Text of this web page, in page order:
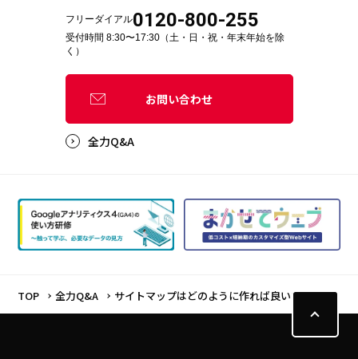
フリーダイアル0120-800-255
受付時間 8:30〜17:30（土・日・祝・年末年始を除
く）
お問い合わせ
全力Q&A
TOP 全力Q&A サイトマップはどのように作れば良いですか？